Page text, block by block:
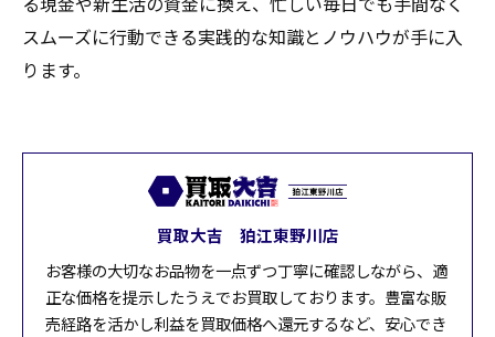
スムーズに行動できる実践的な知識とノウハウが手に入
ります。
買取大吉 狛江東野川店
お客様の大切なお品物を一点ずつ丁寧に確認しながら、適
正な価格を提示したうえでお買取しております。豊富な販
売経路を活かし利益を買取価格へ還元するなど、安心でき